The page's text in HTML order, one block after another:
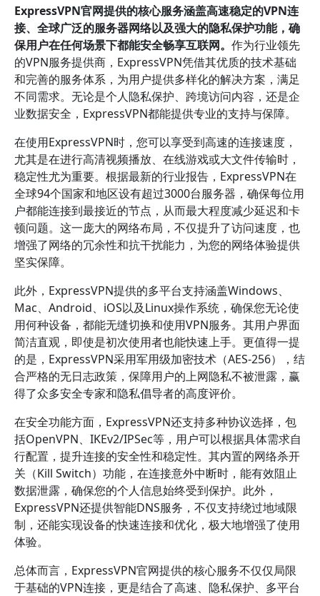
ExpressVPN官网提供的核心服务涵盖高速稳定的VPN连
接、全球广泛的服务器网络以及强大的隐私保护功能，确
保用户在任何场景下都能安全畅享互联网。 作为行业领先
的VPN服务提供商，ExpressVPN凭借其优质的技术基础
和完善的服务体系，为用户提供多样化的解决方案，满足
不同需求。无论是个人隐私保护、跨境访问内容，还是企
业数据安全，ExpressVPN都能提供专业的支持与保障。
在使用ExpressVPN时，您可以享受到高速的连接速度，
尤其是在进行高清视频播放、在线游戏或大文件传输时，
稳定性尤为重要。根据最新的行业报告，ExpressVPN在
全球94个国家和地区设有超过3000台服务器，确保每位用
户都能连接到最接近的节点，从而最大程度减少延迟和卡
顿问题。这一庞大的网络布局，不仅提升了访问速度，也
增强了网络的冗余性和抗干扰能力，为您的网络体验提供
坚实保障。
此外，ExpressVPN提供的多平台支持涵盖Windows、
Mac、Android、iOS以及Linux操作系统，确保您无论使
用何种设备，都能无缝切换和使用VPN服务。其用户界面
简洁直观，即使是初次使用者也能快速上手。更值得一提
的是，ExpressVPN采用军用级加密技术（AES-256），结
合严格的无日志政策，保障用户的上网隐私不被泄露，赢
得了众多安全专家和隐私倡导者的高度评价。
在安全功能方面，ExpressVPN还支持多种协议选择，包
括OpenVPN、IKEv2/IPSec等，用户可以根据具体需求自
行配置，提升连接的安全性和稳定性。其内置的网络杀开
关（Kill Switch）功能，在连接意外中断时，能有效阻止
数据泄露，确保您的个人信息始终受到保护。此外，
ExpressVPN还提供智能DNS服务，不仅支持绕过地域限
制，还能实现设备的快速连接和优化，极大地增强了使用
体验。
总体而言，ExpressVPN官网提供的核心服务不仅仅局限
于基础的VPN连接，更是结合了高速、隐私保护、多平台